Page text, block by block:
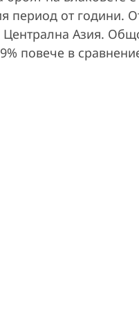
период от години.
Азия.
повече в